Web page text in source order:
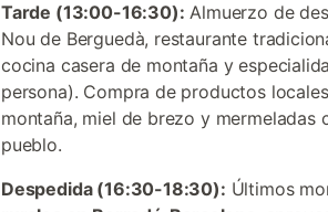
Tarde (13:00-16:30): Almuerzo de
Nou de Berguedà, restaurante
cocina casera de montaña y
persona). Compra de productos
montaña, miel de brezo y mermeladas
pueblo.
Despedida (16:30-18:30): Últimos